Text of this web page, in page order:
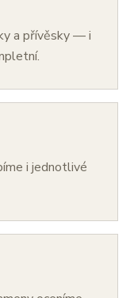
a přívěsky — i
i jednotlivé